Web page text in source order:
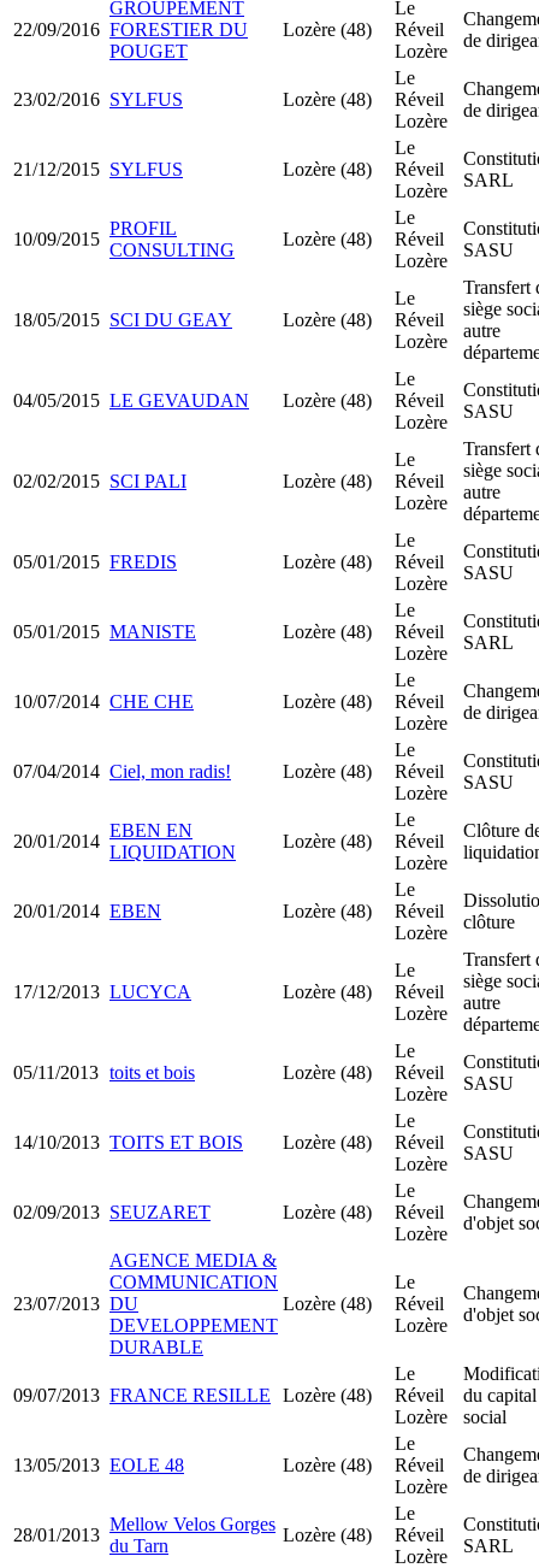
22/09/2016
GROUPEMENT
FORESTIER DU
POUGET
Lozère (48)
Le
Réveil
Lozère
de
23/02/2016 SYLFUS Lozère (48)
Le
Réveil
Lozère
de
21/12/2015 SYLFUS Lozère (48)
Le
Réveil
Lozère
SARL
10/09/2015
PROFIL
CONSULTING
Lozère (48)
Le
Réveil
Lozère
SASU
18/05/2015 SCI DU GEAY Lozère (48)
Le
Réveil
Lozère
Transfert
siège
autre
04/05/2015 LE GEVAUDAN Lozère (48)
Le
Réveil
Lozère
SASU
02/02/2015 SCI PALI Lozère (48)
Le
Réveil
Lozère
Transfert
siège
autre
05/01/2015 FREDIS Lozère (48)
Le
Réveil
Lozère
SASU
05/01/2015 MANISTE Lozère (48)
Le
Réveil
Lozère
SARL
10/07/2014 CHE CHE Lozère (48)
Le
Réveil
Lozère
de
07/04/2014 Ciel, mon radis! Lozère (48)
Le
Réveil
Lozère
SASU
20/01/2014
EBEN EN
LIQUIDATION
Lozère (48)
Le
Réveil
Lozère
Clôture
20/01/2014 EBEN Lozère (48)
Le
Réveil
Lozère
clôture
17/12/2013 LUCYCA Lozère (48)
Le
Réveil
Lozère
Transfert
siège
autre
05/11/2013 toits et bois Lozère (48)
Le
Réveil
Lozère
SASU
14/10/2013 TOITS ET BOIS Lozère (48)
Le
Réveil
Lozère
SASU
02/09/2013 SEUZARET Lozère (48)
Le
Réveil
Lozère
d'objet
23/07/2013
AGENCE MEDIA &
COMMUNICATION
DU
DEVELOPPEMENT
DURABLE
Lozère (48)
Le
Réveil
Lozère
d'objet
09/07/2013 FRANCE RESILLE Lozère (48)
Le
Réveil
Lozère
du capital
social
13/05/2013 EOLE 48 Lozère (48)
Le
Réveil
Lozère
de
28/01/2013
Mellow Velos Gorges
du Tarn
Lozère (48)
Le
Réveil
Lozère
SARL